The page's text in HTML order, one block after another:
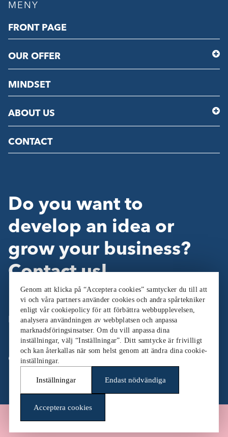
MENY
FRONT PAGE
OUR OFFER
MINDSET
ABOUT US
CONTACT
Do you want to
develop an idea or
grow your business?
Contact us!
Follow Us:
Cookieinställningar
Genom att klicka på “Acceptera cookies” samtycker du till att
vi och våra partners använder cookies och andra spårtekniker
enligt vår cookiepolicy för att förbättra webbupplevelsen,
analysera användningen av webbplatsen och anpassa
marknadsföringsinsatser. Om du vill anpassa dina
inställningar, välj “Inställningar”. Ditt samtycke är frivilligt
och kan återkallas när som helst genom att ändra dina cookie-
inställningar.
Inställningar Endast nödvändiga
Acceptera cookies